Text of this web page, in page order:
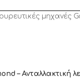
μηχανές
– Ανταλλακτική